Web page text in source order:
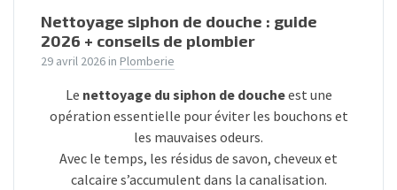
Nettoyage siphon de douche : guide
2026 + conseils de plombier
29 avril 2026 in Plomberie
Le nettoyage du siphon de doucheest une
opération essentielle pour éviter les bouchons et
les mauvaises odeurs.
Avec le temps, les résidus de savon, cheveux et
calcaire s’accumulent dans la canalisation.